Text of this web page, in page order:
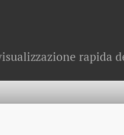
rapida